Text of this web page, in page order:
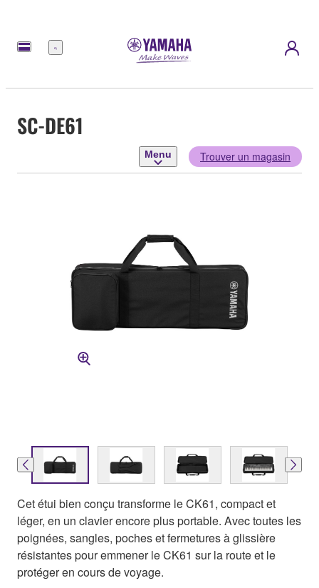
Menu
SC-DE61
Menu Trouver un magasin
Cet étui bien conçu transforme le CK61, compact et
léger, en un clavier encore plus portable. Avec toutes les
poignées, sangles, poches et fermetures à glissière
résistantes pour emmener le CK61 sur la route et le
protéger en cours de voyage.